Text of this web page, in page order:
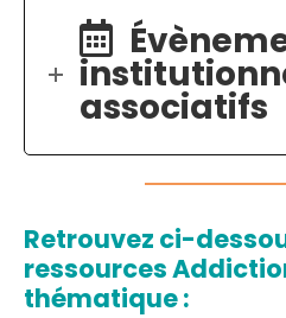
associatifs
Retrouvez ci-
ressources
thématique :